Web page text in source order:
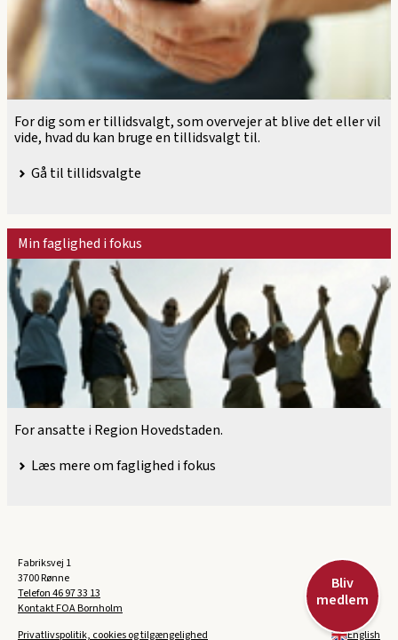
Bliv
medlem
For dig som er tillidsvalgt, som overvejer at blive det eller vil
vide, hvad du kan bruge en tillidsvalgt til.
Gå til tillidsvalgte
Min faglighed i fokus
For ansatte i Region Hovedstaden.
Læs mere om faglighed i fokus
Fabriksvej 1
3700 Rønne
Telefon46 97 33 13
Kontakt FOA Bornholm
Privatlivspolitik, cookies og tilgængelighed
English